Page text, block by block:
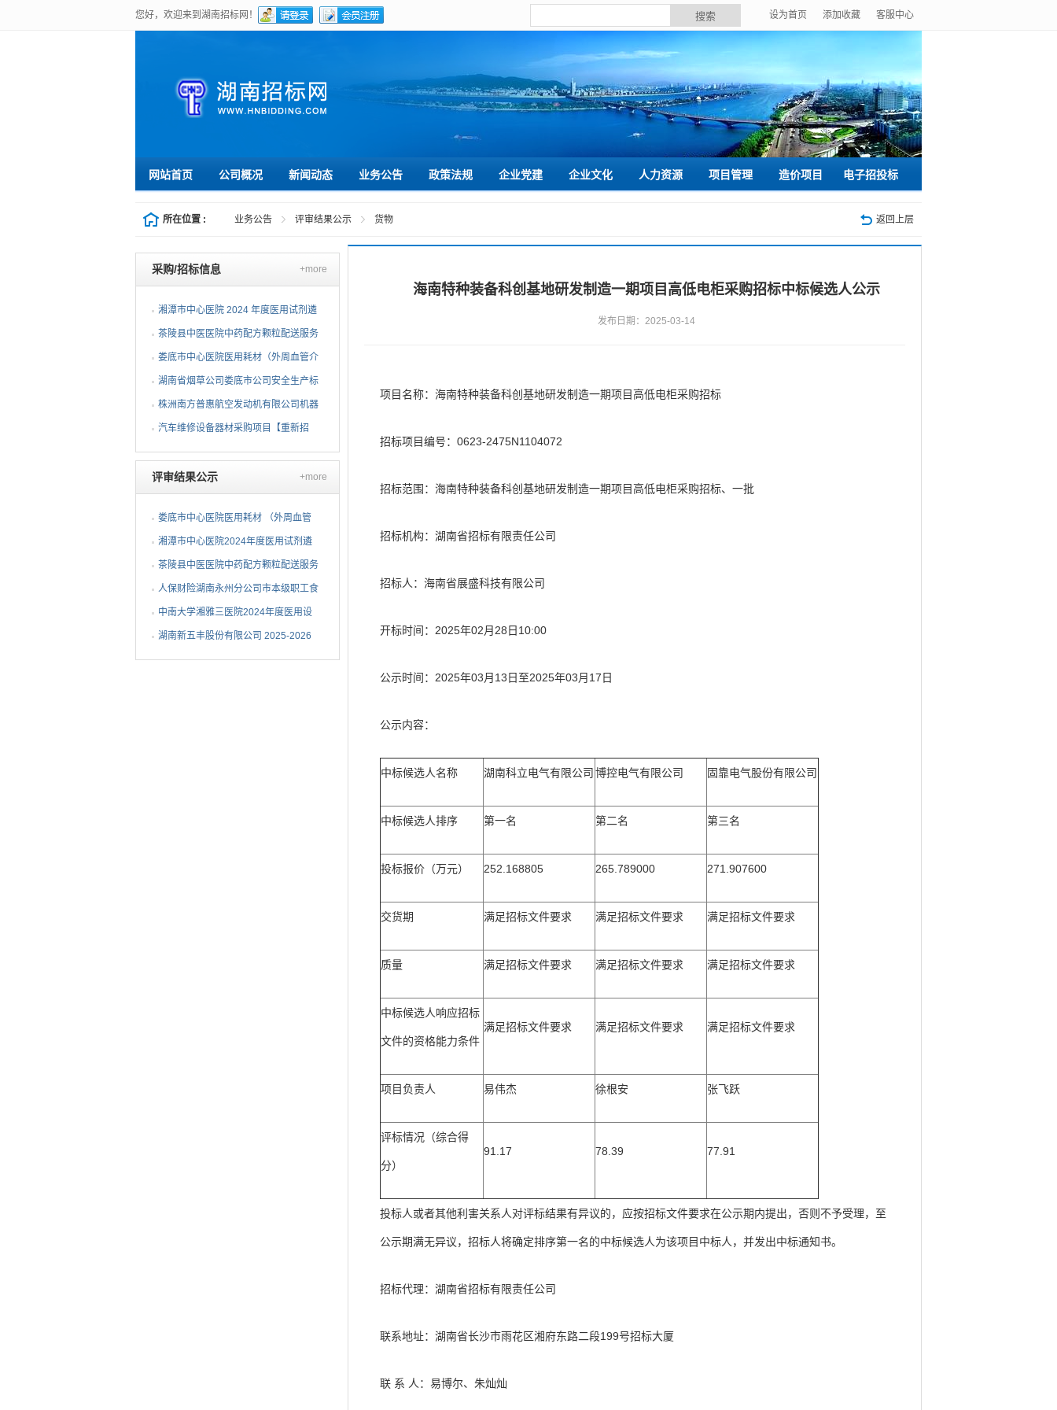
您好，欢迎来到湖南招标网！ 搜索 设为首页 添加收藏 客服中心
网站首页 公司概况 新闻动态 业务公告 政策法规 企业党建 企业文化 人力资源 项目管理 造价项目 电子招投标
所在位置 : 业务公告 评审结果公示 货物 返回上层
海南特种装备科创基地研发制造一期项目高低电柜采购招标中标候选人公示
发布日期：2025-03-14
项目名称：海南特种装备科创基地研发制造一期项目高低电柜采购招标
招标项目编号：0623-2475N1104072
招标范围：海南特种装备科创基地研发制造一期项目高低电柜采购招标、一批
招标机构：湖南省招标有限责任公司
招标人：海南省展盛科技有限公司
开标时间：2025年02月28日10:00
公示时间：2025年03月13日至2025年03月17日
公示内容：
中标候选人名称 湖南科立电气有限公司 博控电气有限公司 固靠电气股份有限公司
中标候选人排序 第一名 第二名 第三名
投标报价（万元） 252.168805 265.789000 271.907600
交货期 满足招标文件要求 满足招标文件要求 满足招标文件要求
质量 满足招标文件要求 满足招标文件要求 满足招标文件要求
中标候选人响应招标
文件的资格能力条件
满足招标文件要求 满足招标文件要求 满足招标文件要求
项目负责人 易伟杰 徐根安 张飞跃
评标情况（综合得
分）
91.17 78.39 77.91
投标人或者其他利害关系人对评标结果有异议的，应按招标文件要求在公示期内提出，否则不予受理，至
公示期满无异议，招标人将确定排序第一名的中标候选人为该项目中标人，并发出中标通知书。
招标代理：湖南省招标有限责任公司
联系地址：湖南省长沙市雨花区湘府东路二段199号招标大厦
联 系 人：易博尔、朱灿灿
采购/招标信息 +more
湘潭市中心医院 2024 年度医用试剂遴
选项目（第三次）公开...
茶陵县中医医院中药配方颗粒配送服务
项目 公开招标公告
娄底市中心医院医用耗材（外周血管介
入耗材）遴选项目招标...
湖南省烟草公司娄底市公司安全生产标
准化二级达标复评技术...
株洲南方普惠航空发动机有限公司机器
人去毛刺项目（第二次...
汽车维修设备器材采购项目【重新招
标】招标公告
评审结果公示 +more
娄底市中心医院医用耗材 （外周血管
介入耗材）遴选项目中...
湘潭市中心医院2024年度医用试剂遴
选项目（第三次）中选候...
茶陵县中医医院中药配方颗粒配送服务
项目中标（成交）公告
人保财险湖南永州分公司市本级职工食
堂维修改造采购项目成...
中南大学湘雅三医院2024年度医用设
备（C-6）包二中标公告
湖南新五丰股份有限公司 2025-2026
年度塑料包装袋采购项...